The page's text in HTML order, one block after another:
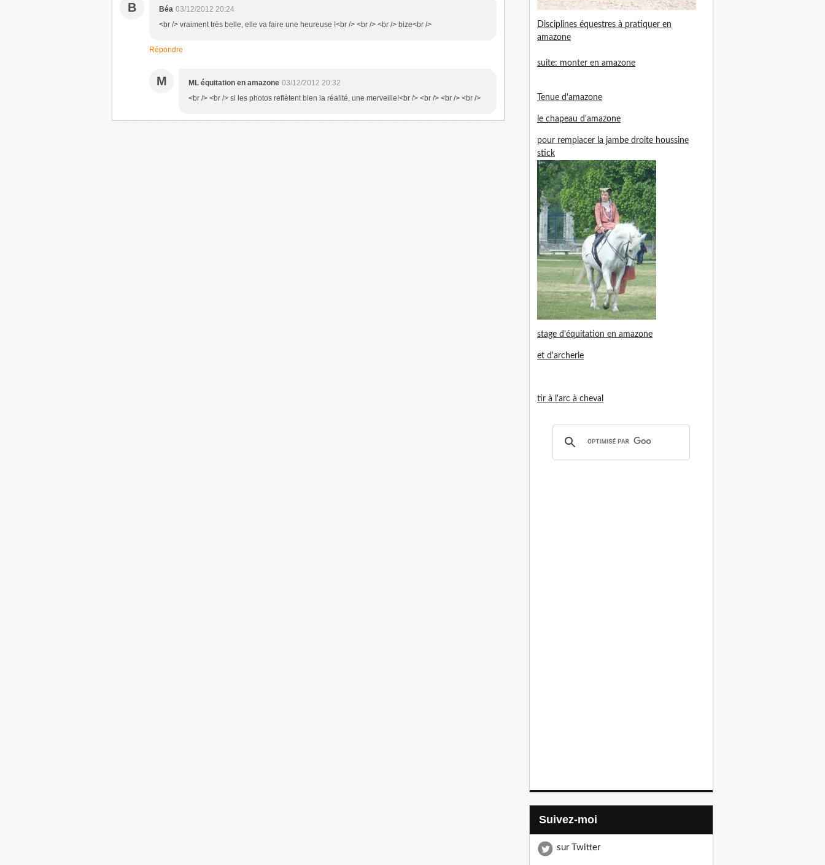
B Béa 03/12/2012 20:24
<br /> vraiment très belle, elle va faire une heureuse !<br /> <br /> <br /> bize<br />
Répondre
M ML équitation en amazone 03/12/2012 20:32
<br /> <br /> si les photos reflètent bien la réalité, une merveille!<br /> <br /> <br /> <br />
Disciplines équestres à pratiquer en
amazone
suite: monter en amazone
Tenue d'amazone
le chapeau d'amazone
pour remplacer la jambe droite houssine
stick
stage d'équitation en amazone
et d'archerie
tir à l'arc à cheval
Suivez-moi
sur Twitter